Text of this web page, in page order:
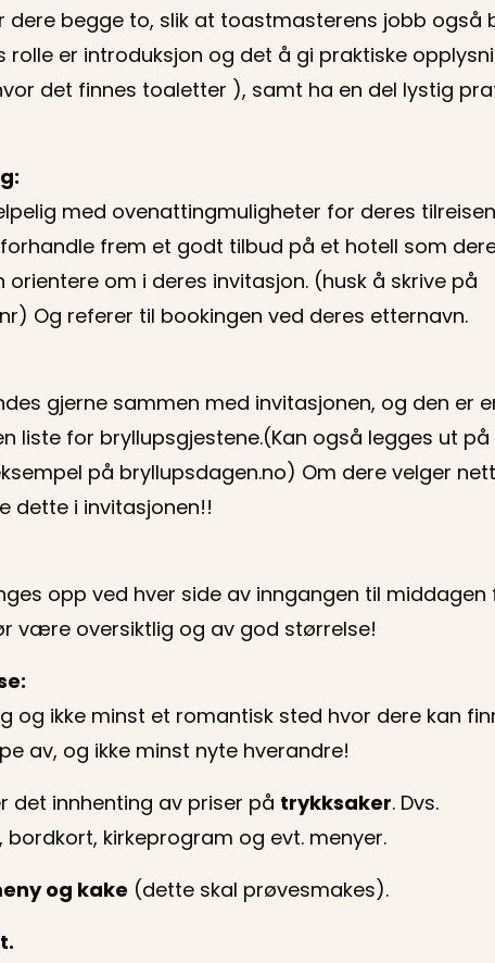
dere begge to, slik at toastmasterens jobb også
rolle er introduksjon og det å gi praktiske
det finnes toaletter ), samt ha en del lystig
med ovenattingmuligheter for deres
frem et godt tilbud på et hotell som
orientere om i deres invitasjon. (husk å skrive på
Og referer til bookingen ved deres etternavn.
gjerne sammen med invitasjonen, og den er
liste for bryllupsgjestene.(Kan også legges ut på
på bryllupsdagen.no) Om dere velger
dette i invitasjonen!!
opp ved hver side av inngangen til middagen
være oversiktlig og av god størrelse!
og ikke minst et romantisk sted hvor dere kan
av, og ikke minst nyte hverandre!
det innhenting av priser på trykksaker. Dvs.
bordkort, kirkeprogram og evt. menyer.
og kake (dette skal prøvesmakes).